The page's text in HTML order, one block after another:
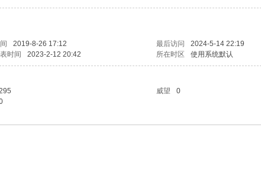
2019-8-26 17:12 最后访问
2024-5-14 22:19
时间 2023-2-12 20:42 所在时区 使用系统默认
威望
0